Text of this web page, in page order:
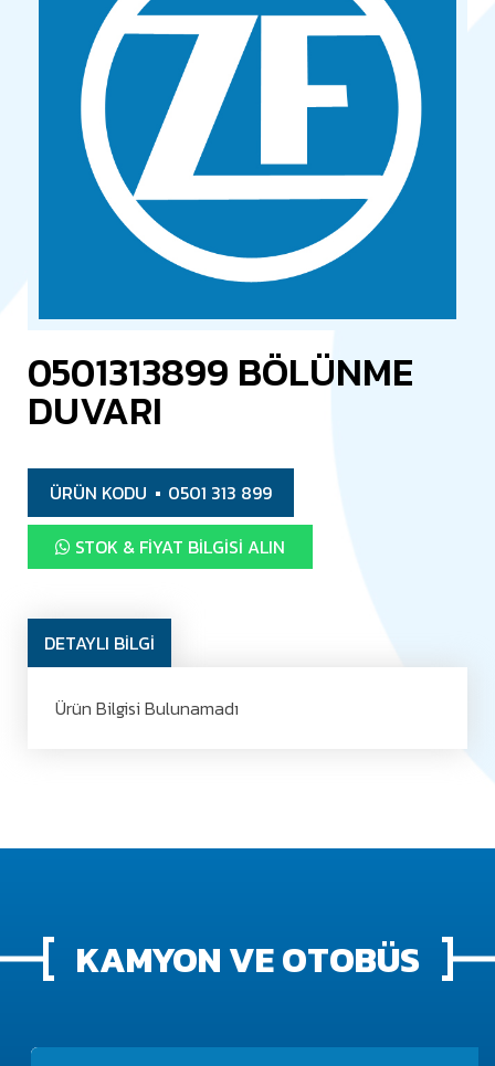
0501313899 BÖLÜNME
DUVARI
ÜRÜN KODU 0501 313 899
STOK & FIYAT BILGISI ALIN
DETAYLI BİLGİ
Ürün Bilgisi Bulunamadı
KAMYON VE OTOBÜS